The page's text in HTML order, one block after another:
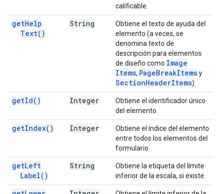
calificable.
getHelp
Text( )
String
Obtiene el texto de ayuda del
elemento (a veces, se
denomina texto de
descripción para elementos
de diseño como Image
Items, PageBreakItemsy
SectionHeaderItems).
getId( ) Integer
Obtiene el identificador único
del elemento.
getIndex( ) Integer
Obtiene el índice del elemento
entre todos los elementos del
formulario.
getLeft
Label( )
String
Obtiene la etiqueta del límite
inferior de la escala, si existe.